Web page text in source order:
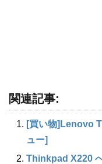
関連記事:
[買い物]Lenovo
ュー]
Thinkpad X220